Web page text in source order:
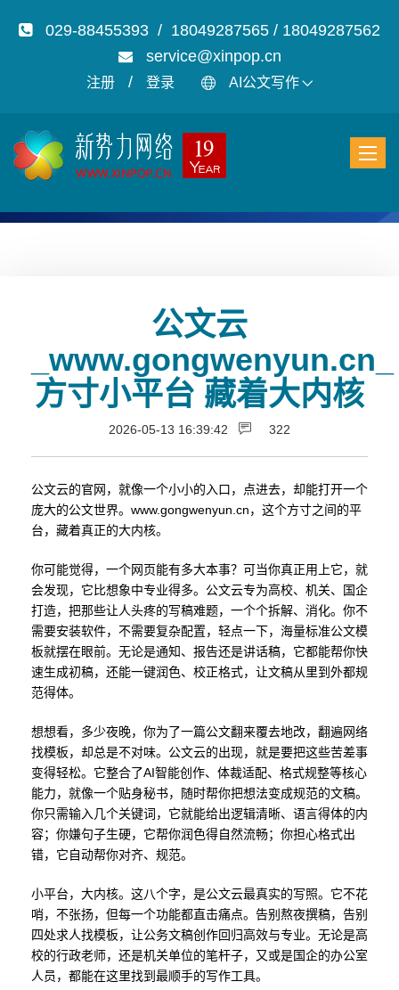
029-88455393 / 18049287565 / 18049287562
service@xinpop.cn
注册 / 登录 AI公文写作
公文云
_www.gongwenyun.cn_
方寸小平台 藏着大内核
2026-05-13 16:39:42 322
公文云的官网，就像一个小小的入口，点进去，却能打开一个
庞大的公文世界。www.gongwenyun.cn，这个方寸之间的平
台，藏着真正的大内核。
你可能觉得，一个网页能有多大本事？可当你真正用上它，就
会发现，它比想象中专业得多。公文云专为高校、机关、国企
打造，把那些让人头疼的写稿难题，一个个拆解、消化。你不
需要安装软件，不需要复杂配置，轻点一下，海量标准公文模
板就摆在眼前。无论是通知、报告还是讲话稿，它都能帮你快
速生成初稿，还能一键润色、校正格式，让文稿从里到外都规
范得体。
想想看，多少夜晚，你为了一篇公文翻来覆去地改，翻遍网络
找模板，却总是不对味。公文云的出现，就是要把这些苦差事
变得轻松。它整合了AI智能创作、体裁适配、格式规整等核心
能力，就像一个贴身秘书，随时帮你把想法变成规范的文稿。
你只需输入几个关键词，它就能给出逻辑清晰、语言得体的内
容；你嫌句子生硬，它帮你润色得自然流畅；你担心格式出
错，它自动帮你对齐、规范。
小平台，大内核。这八个字，是公文云最真实的写照。它不花
哨，不张扬，但每一个功能都直击痛点。告别熬夜撰稿，告别
四处求人找模板，让公务文稿创作回归高效与专业。无论是高
校的行政老师，还是机关单位的笔杆子，又或是国企的办公室
人员，都能在这里找到最顺手的写作工具。